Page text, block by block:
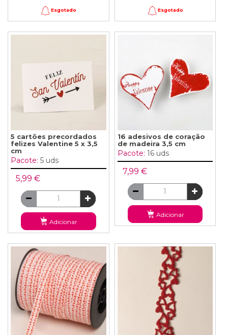
Esgotado Esgotado
5 cartões precordados
felizes Valentine 5 x 3,5
cm
Pacote: 5 uds
5,99 €
Adicionar
16 adesivos de coração
de madeira 3,5 cm
Pacote: 16 uds
7,99 €
Adicionar